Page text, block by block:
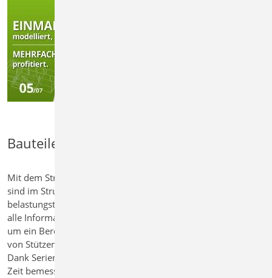
Bauteile bemessen
Mit dem Strukturmodell und der vertikalen Lastverteilung
sind im StrukturEditor alle Bauteile geometrisch und
belastungstechnisch vollständig beschrieben. Damit stehen
alle Informationen für den Nachweis bereit. Ein Klick genügt,
um ein Berechnungsmodell zu erzeugen und die Bemessung
von Stützen oder Wänden in der BauStatik durchzuführen.
Dank Serienerstellung lassen sich viele Bauteile in kürzester
Zeit bemessen – effizient und konsistent.